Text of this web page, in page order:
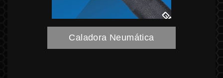
Caladora Neumática